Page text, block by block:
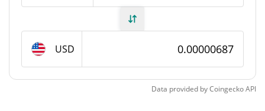
circulação
Fornecimento total
1,000,000,000 MEELO
USD
Data provided byCoingeckoAPI